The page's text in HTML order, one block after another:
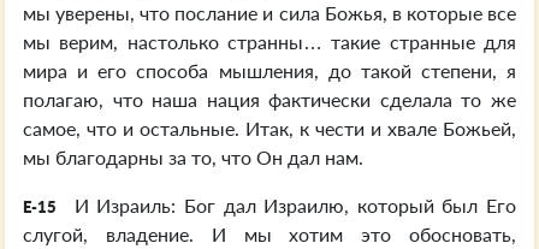
мы уверены, что послание и сила Божья, в которые все
мы верим, настолько странны… такие странные для
мира и его способа мышления, до такой степени, я
полагаю, что наша нация фактически сделала то же
самое, что и остальные. Итак, к чести и хвале Божьей,
мы благодарны за то, что Он дал нам.
E-15
И Израиль: Бог дал Израилю, который был Его
слугой, владение. И мы хотим это обосновать,